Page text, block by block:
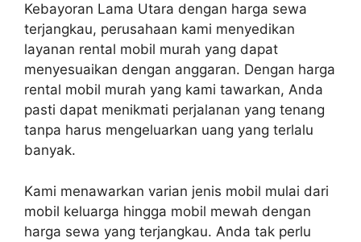
Kebayoran Lama Utara dengan harga sewa
terjangkau, perusahaan kami menyedikan
layanan rental mobil murah yang dapat
menyesuaikan dengan anggaran. Dengan harga
rental mobil murah yang kami tawarkan, Anda
pasti dapat menikmati perjalanan yang tenang
tanpa harus mengeluarkan uang yang terlalu
banyak.
Kami menawarkan varian jenis mobil mulai dari
mobil keluarga hingga mobil mewah dengan
harga sewa yang terjangkau. Anda tak perlu